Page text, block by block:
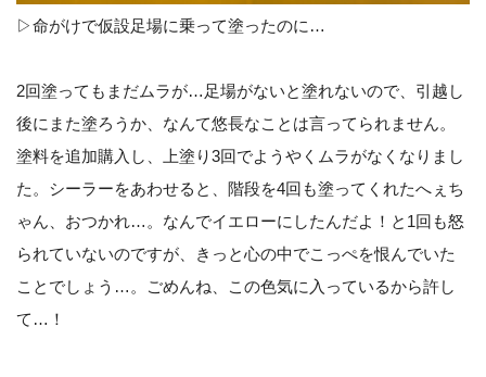
▷命がけで仮設足場に乗って塗ったのに…
2回塗ってもまだムラが…足場がないと塗れないので、引越し
後にまた塗ろうか、なんて悠長なことは言ってられません。
塗料を追加購入し、上塗り3回でようやくムラがなくなりまし
た。シーラーをあわせると、階段を4回も塗ってくれたへぇち
ゃん、おつかれ…。なんでイエローにしたんだよ！と1回も怒
られていないのですが、きっと心の中でこっぺを恨んでいた
ことでしょう…。ごめんね、この色気に入っているから許し
て…！